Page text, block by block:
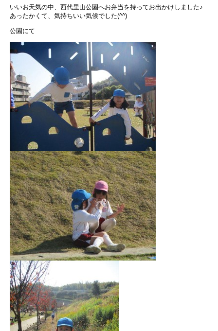
いいお天気の中、西代里山公園へお弁当を持ってお出かけしました♪
あったかくて、気持ちいい気候でした(^^)
公園にて